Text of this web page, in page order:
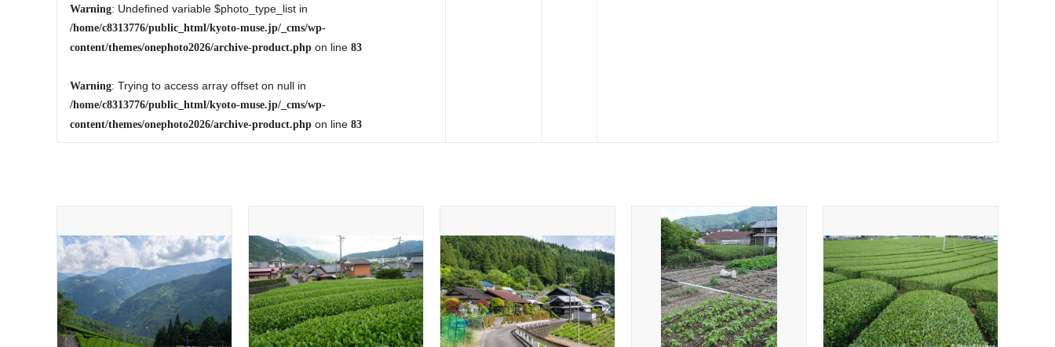
Warning: Undefined variable $photo_type_list in
/home/c8313776/public_html/kyoto-muse.jp/_cms/wp-
content/themes/onephoto2026/archive-product.php on line 83
Warning: Trying to access array offset on null in
/home/c8313776/public_html/kyoto-muse.jp/_cms/wp-
content/themes/onephoto2026/archive-product.php on line 83